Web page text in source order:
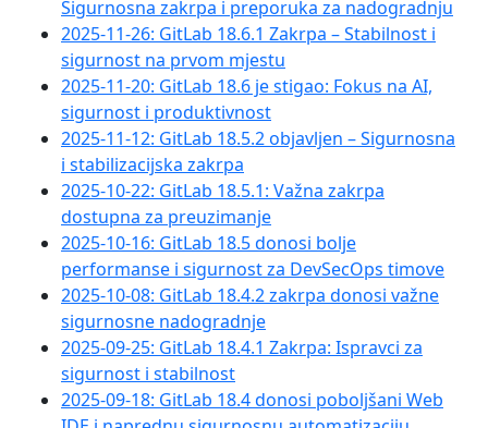
Sigurnosna zakrpa i preporuka za nadogradnju
2025-11-26: GitLab 18.6.1 Zakrpa – Stabilnost i
sigurnost na prvom mjestu
2025-11-20: GitLab 18.6 je stigao: Fokus na AI,
sigurnost i produktivnost
2025-11-12: GitLab 18.5.2 objavljen – Sigurnosna
i stabilizacijska zakrpa
2025-10-22: GitLab 18.5.1: Važna zakrpa
dostupna za preuzimanje
2025-10-16: GitLab 18.5 donosi bolje
performanse i sigurnost za DevSecOps timove
2025-10-08: GitLab 18.4.2 zakrpa donosi važne
sigurnosne nadogradnje
2025-09-25: GitLab 18.4.1 Zakrpa: Ispravci za
sigurnost i stabilnost
2025-09-18: GitLab 18.4 donosi poboljšani Web